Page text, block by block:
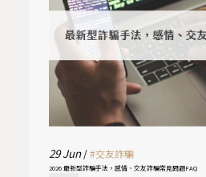
29Jun /#交友詐騙
2026 最新型詐騙手法，感情、交友詐騙常見問題FAQ